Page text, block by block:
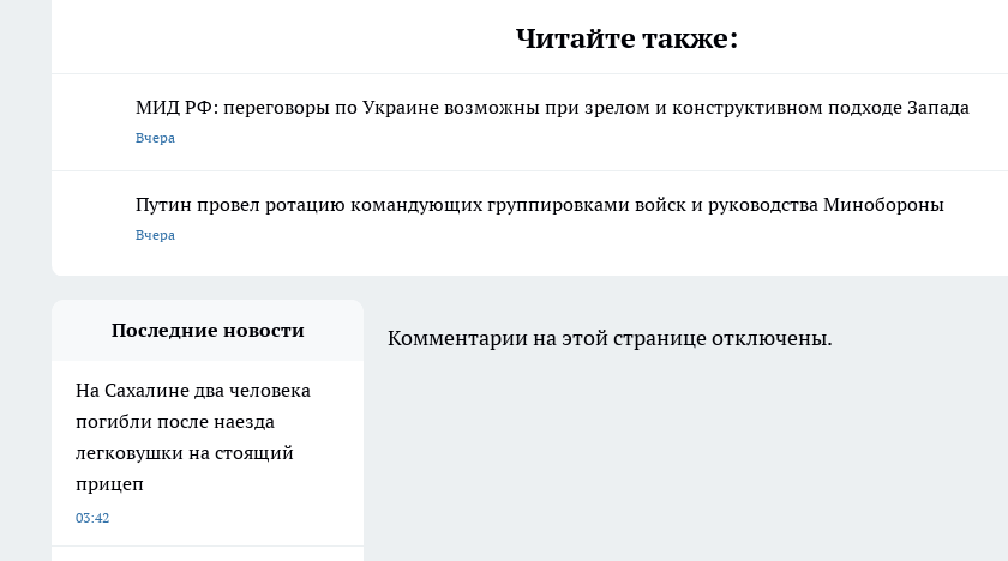
Читайте также:
МИД РФ: переговоры по Украине возможны при зрелом и конструктивном подходе Запада
Вчера
Путин провел ротацию командующих группировками войск и руководства Минобороны
Вчера
Последние новости
На Сахалине два человека
погибли после наезда
легковушки на стоящий
прицеп
03:42
Комментарии на этой странице отключены.